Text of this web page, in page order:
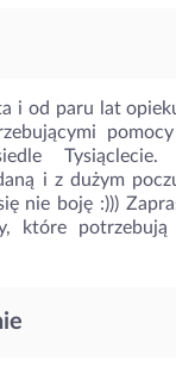
i od paru lat
i z dużym
nie boję :)))
które